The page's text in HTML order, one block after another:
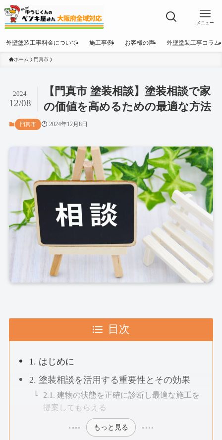
メニュー
外壁塗装工事料金について 施工事例 お客様の声 外壁塗装工事コラム
ホーム 門真市
【門真市 塗装相談】塗装相談で家
の価値を高めるための最適な方法
2024
12/08
門真市 2024年12月8日
目次
1. はじめに
2. 塗装相談を活用する重要性とその効果
2.1. 建物の状態を正確に診断し最適な施工を
提案してもらえる
もっと見る